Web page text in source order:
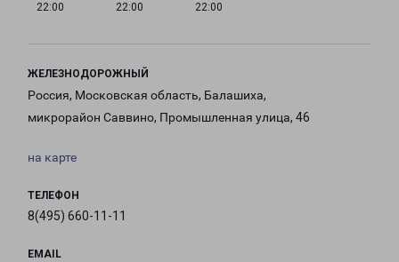
22:00
22:00
22:00
ЖЕЛЕЗНОДОРОЖНЫЙ
Россия, Московская область, Балашиха,
микрорайон Саввино, Промышленная улица, 46
на карте
ТЕЛЕФОН
8(495) 660-11-11
EMAIL